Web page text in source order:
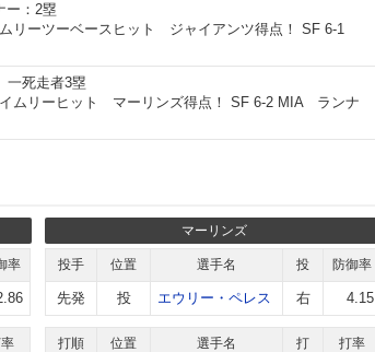
：2塁
リーツーベースヒット ジャイアンツ得点！ SF 6-1
一死走者3塁
ムリーヒット マーリンズ得点！ SF 6-2 MIA ランナ
率
マーリンズ
投手 位置 選手名 投 防御率
先発 投 エウリー・ペレス 右 4.15
打順 位置 選手名 打 打率